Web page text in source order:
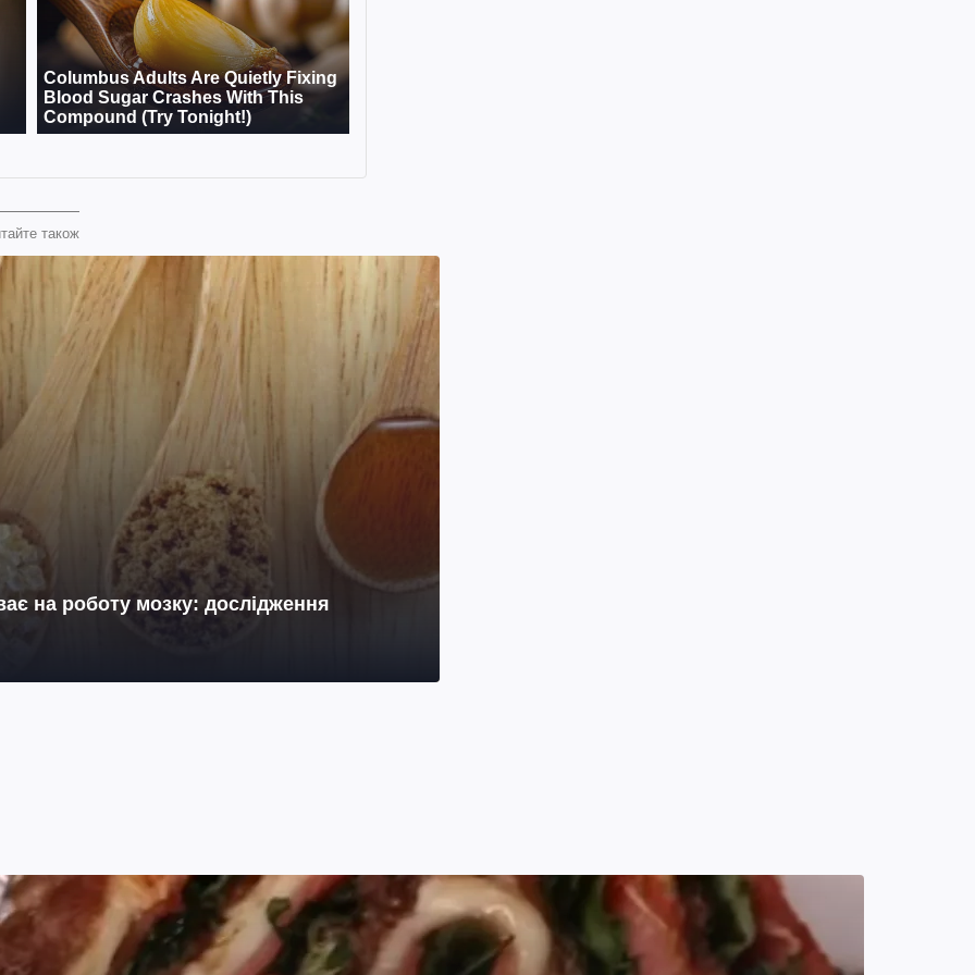
також
на роботу мозку: дослідження